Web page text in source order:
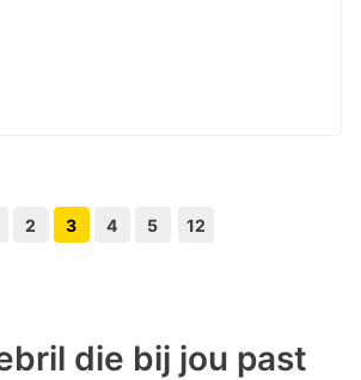
pagina knop
2 3 4 5 12
die bij jou past